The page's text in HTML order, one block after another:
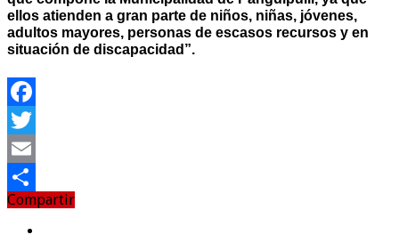
ellos atienden a gran parte de niños, niñas, jóvenes,
adultos mayores, personas de escasos recursos y en
situación de discapacidad”.
Facebook
Twitter
Email
Compartir
Compartir